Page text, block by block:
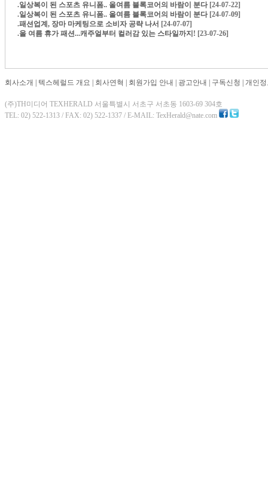
.일상복이 된 스포츠 유니폼.. 올여름 블록코어의 바람이 분다 [24-07-22]
.일상복이 된 스포츠 유니폼.. 올여름 블록코어의 바람이 분다 [24-07-09]
.패션업계, 장마 마케팅으로 소비자 공략 나서 [24-07-07]
.올 여름 휴가 패션...캐주얼부터 컬러감 있는 스타일까지! [23-07-26]
회사소개 텍스헤럴드 개요 회사연혁 회원가입 안내 광고안내 구독신청 개인
(주)TH미디어 TEXHERALD 서울특별시 서초구 서초동 1603-69 304호
TEL: 02) 522-1313 / FAX: 02) 522-1337 / E-MAIL: TexHerald@nate.com